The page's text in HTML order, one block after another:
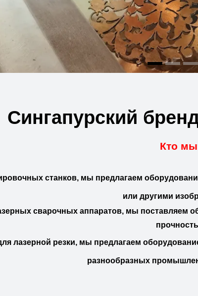
Сингапурский
Кто
станков, мы предлагаем
или другими
сварочных аппаратов, мы поставляем
лазерной резки, мы предлагаем
разнообразных